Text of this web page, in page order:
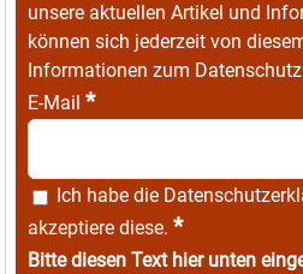
unsere aktuellen Artikel und
können sich jederzeit von
Informationen zum
E-Mail *
Ich habe die
akzeptiere diese. *
Bitte diesen Text hier unten